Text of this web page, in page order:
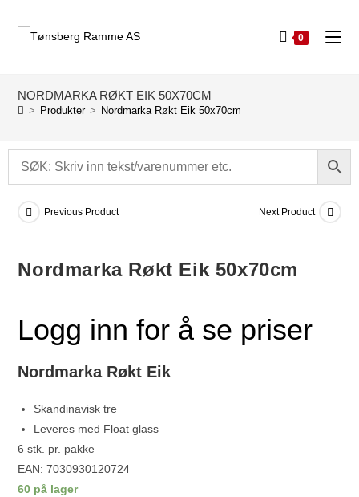
0
NORDMARKA RØKT EIK 50X70CM
> Produkter > Nordmarka Røkt Eik 50x70cm
Previous Product Next Product
Nordmarka Røkt Eik 50x70cm
Logg inn for å se priser
Nordmarka Røkt Eik
Skandinavisk tre
Leveres med Float glass
6 stk. pr. pakke
EAN: 7030930120724
60 på lager